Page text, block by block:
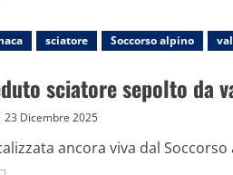
sciatore Soccorso alpino
sciatore sepolto da
23 Dicembre 2025
ancora viva dal